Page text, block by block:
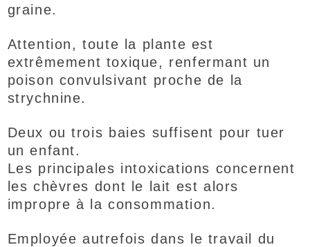
graine.
Attention, toute la plante est
extrêmement toxique, renfermant un
poison convulsivant proche de la
strychnine.
Deux ou trois baies suffisent pour tuer
un enfant.
Les principales intoxications concernent
les chèvres dont le lait est alors
impropre à la consommation.
Employée autrefois dans le travail du